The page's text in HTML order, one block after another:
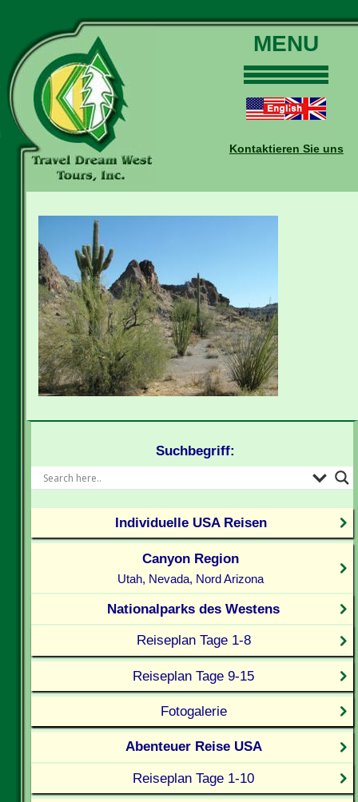
MENU
Touren
Daten und Preise
Buchungen
Auskünfte
Kontaktieren Sie uns
Suchbegriff:
Individuelle USA Reisen
Canyon Region
Utah, Nevada, Nord Arizona
Nationalparks des Westens
Reiseplan Tage 1-8
Reiseplan Tage 9-15
Fotogalerie
Abenteuer Reise USA
Reiseplan Tage 1-10